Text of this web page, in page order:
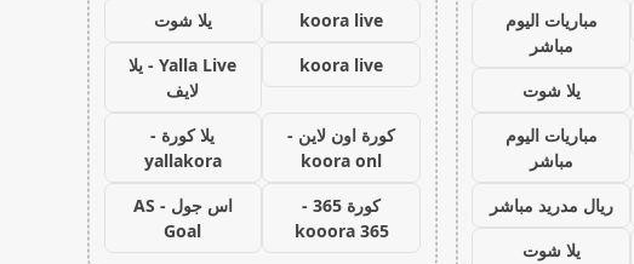
مباريات اليوم
مباشر
يلا شوت
مباريات اليوم
مباشر
ريال مدريد مباشر
يلا شوت
koora live
يلا شوت
koora live
Yalla Live - يلا
لايف
كورة اون لاين -
koora onl
يلا كورة -
yallakora
كورة 365 -
kooora 365
اس جول - AS
Goal